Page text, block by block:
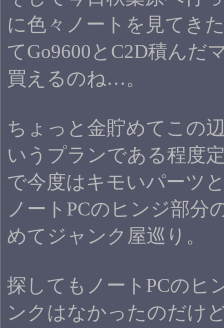
に色々ノートを見てき
てGo9600とC2D積んだ
買えるのね…。
ちょっと金貯めてこの
いうプランである程度
で今度はキモいパーツ
ノートPCのヒンジ部分
めてジャンク屋巡り。
探してもノートPCのヒ
ンクはなかったのだけ